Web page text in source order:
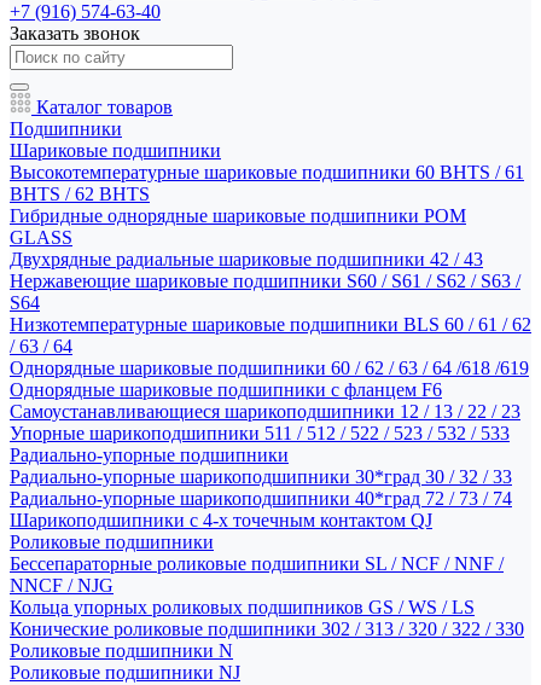
+7 (916) 574-63-40
Заказать звонок
Каталог товаров
Подшипники
Шариковые подшипники
Высокотемпературные шариковые подшипники 60 BHTS / 61
BHTS / 62 BHTS
Гибридные однорядные шариковые подшипники POM
GLASS
Двухрядные радиальные шариковые подшипники 42 / 43
Нержавеющие шариковые подшипники S60 / S61 / S62 / S63 /
S64
Низкотемпературные шариковые подшипники BLS 60 / 61 / 62
/ 63 / 64
Однорядные шариковые подшипники 60 / 62 / 63 / 64 /618 /619
Однорядные шариковые подшипники с фланцем F6
Самоустанавливающиеся шарикоподшипники 12 / 13 / 22 / 23
Упорные шарикоподшипники 511 / 512 / 522 / 523 / 532 / 533
Радиально-упорные подшипники
Радиально-упорные шарикоподшипники 30*град 30 / 32 / 33
Радиально-упорные шарикоподшипники 40*град 72 / 73 / 74
Шарикоподшипники с 4-х точечным контактом QJ
Роликовые подшипники
Бессепараторные роликовые подшипники SL / NCF / NNF /
NNCF / NJG
Кольца упорных роликовых подшипников GS / WS / LS
Конические роликовые подшипники 302 / 313 / 320 / 322 / 330
Роликовые подшипники N
Роликовые подшипники NJ